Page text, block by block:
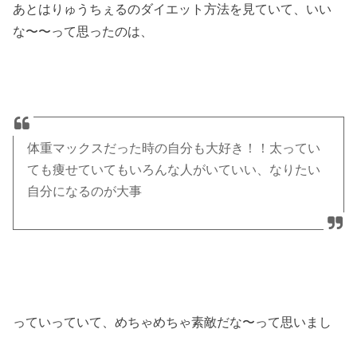
あとはりゅうちぇるのダイエット方法を見ていて、いい
な〜〜って思ったのは、
体重マックスだった時の自分も大好き！！太ってい
ても痩せていてもいろんな人がいていい、なりたい
自分になるのが大事
っていっていて、めちゃめちゃ素敵だな〜って思いまし